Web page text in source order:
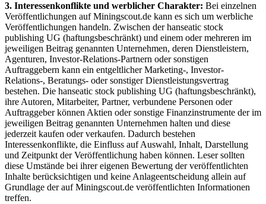
3. Interessenkonflikte und werblicher Charakter: Bei einzelnen
Veröffentlichungen auf Miningscout.de kann es sich um werbliche
Veröffentlichungen handeln. Zwischen der hanseatic stock
publishing UG (haftungsbeschränkt) und einem oder mehreren im
jeweiligen Beitrag genannten Unternehmen, deren Dienstleistern,
Agenturen, Investor-Relations-Partnern oder sonstigen
Auftraggebern kann ein entgeltlicher Marketing-, Investor-
Relations-, Beratungs- oder sonstiger Dienstleistungsvertrag
bestehen. Die hanseatic stock publishing UG (haftungsbeschränkt),
ihre Autoren, Mitarbeiter, Partner, verbundene Personen oder
Auftraggeber können Aktien oder sonstige Finanzinstrumente der im
jeweiligen Beitrag genannten Unternehmen halten und diese
jederzeit kaufen oder verkaufen. Dadurch bestehen
Interessenkonflikte, die Einfluss auf Auswahl, Inhalt, Darstellung
und Zeitpunkt der Veröffentlichung haben können. Leser sollten
diese Umstände bei ihrer eigenen Bewertung der veröffentlichten
Inhalte berücksichtigen und keine Anlageentscheidung allein auf
Grundlage der auf Miningscout.de veröffentlichten Informationen
treffen.